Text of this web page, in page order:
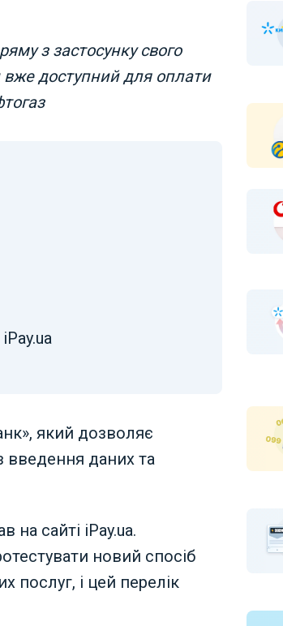
з застосунку свого
доступний для оплати
який дозволяє
введення даних та
на сайті iPay.ua.
новий спосіб
послуг, і цей перелік